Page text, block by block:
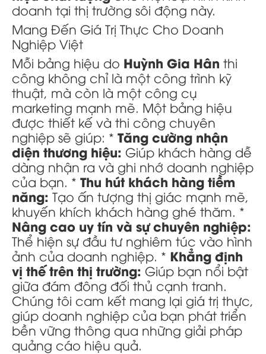
doanh tại thị trường sôi động này.
Mang Đến Giá Trị Thực Cho Doanh
Nghiệp Việt
Mỗi bảng hiệu do Huỳnh Gia Hân thi
công không chỉ là một công trình kỹ
thuật, mà còn là một công cụ
marketing mạnh mẽ. Một bảng hiệu
được thiết kế và thi công chuyên
nghiệp sẽ giúp: * Tăng cường nhận
diện thương hiệu: Giúp khách hàng dễ
dàng nhận ra và ghi nhớ doanh nghiệp
của bạn. * Thu hút khách hàng tiềm
năng: Tạo ấn tượng thị giác mạnh mẽ,
khuyến khích khách hàng ghé thăm. *
Nâng cao uy tín và sự chuyên nghiệp:
Thể hiện sự đầu tư nghiêm túc vào hình
ảnh của doanh nghiệp. * Khẳng định
vị thế trên thị trường: Giúp bạn nổi bật
giữa đám đông đối thủ cạnh tranh.
Chúng tôi cam kết mang lại giá trị thực,
giúp doanh nghiệp của bạn phát triển
bền vững thông qua những giải pháp
quảng cáo hiệu quả.